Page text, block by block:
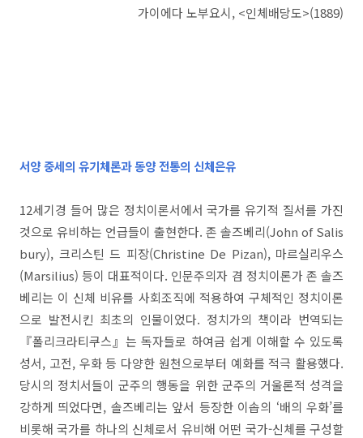
가이에다 노부요시, <인체배당도>(1889)
서양 중세의 유기체론과 동양 전통의 신체은유
12세기경 들어 많은 정치이론서에서 국가를 유기적 질서를 가진
것으로 유비하는 언급들이 출현한다. 존 솔즈베리(John of Salis
bury), 크리스틴 드 피장(Christine De Pizan), 마르실리우스
(Marsilius) 등이 대표적이다. 인문주의자 겸 정치이론가 존 솔즈
베리는 이 신체 비유를 사회조직에 적용하여 구체적인 정치이론
으로 발전시킨 최초의 인물이었다. 정치가의 책이라 번역되는
『폴리크라티쿠스』는 독자들로 하여금 쉽게 이해할 수 있도록
성서, 고전, 우화 등 다양한 원천으로부터 예화를 적극 활용했다.
당시의 정치서들이 군주의 행동을 위한 군주의 거울론적 성격을
강하게 띄었다면, 솔즈베리는 앞서 등장한 이솝의 ‘배의 우화’를
비롯해 국가를 하나의 신체로서 유비해 어떤 국가-신체를 구성할